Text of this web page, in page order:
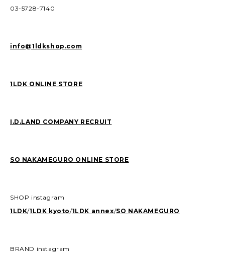
03-5728-7140
info@1ldkshop.com
1LDK ONLINE STORE
I.D.LAND COMPANY RECRUIT
SO NAKAMEGURO ONLINE STORE
SHOP instagram
1LDK/1LDK kyoto/1LDK annex/SO NAKAMEGURO
BRAND instagram